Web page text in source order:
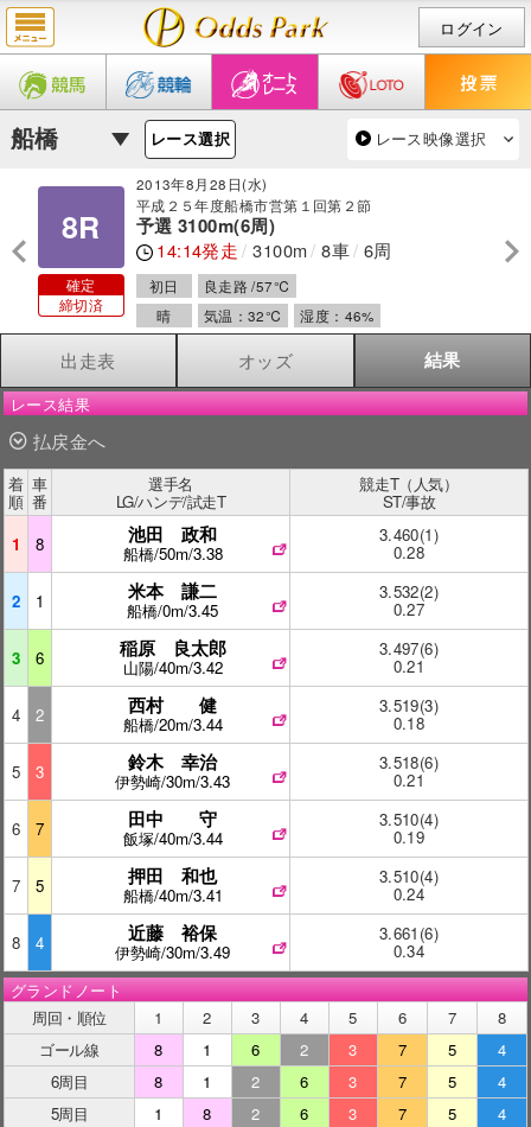
ログイン
レース選択 レース映像選択
8R
確定
締切済
2013年8月28日(水)
平成２５年度船橋市営第１回第２節
予選 3100m(6周)
14:14発走 3100m 8車 6周
初日
良走路 /57℃
晴
気温：32℃ 湿度：46%
出走表 オッズ 結果
レース結果
払戻金へ
着
順
車
番
選手名
LG/ハンデ/試走T
競走T（人気）
ST/事故
1
8 池田 政和
船橋/50m/3.38
3.460(1)
0.28
2 1 米本 謙二
船橋/0m/3.45
3.532(2)
0.27
3 6 稲原 良太郎
山陽/40m/3.42
3.497(6)
0.21
4 2 西村 健
船橋/20m/3.44
3.519(3)
0.18
5 3 鈴木 幸治
伊勢崎/30m/3.43
3.518(6)
0.21
6 7 田中 守
飯塚/40m/3.44
3.510(4)
0.19
7 5 押田 和也
船橋/40m/3.41
3.510(4)
0.24
8 4 近藤 裕保
伊勢崎/30m/3.49
3.661(6)
0.34
グランドノート
周回・順位
1 2 3 4 5 6 7
8
ゴール線
8 1 6 2 3 7 5
4
6周目
8 1 2 6 3 7 5
4
5周目
1 8 2 6 3 7 5
4